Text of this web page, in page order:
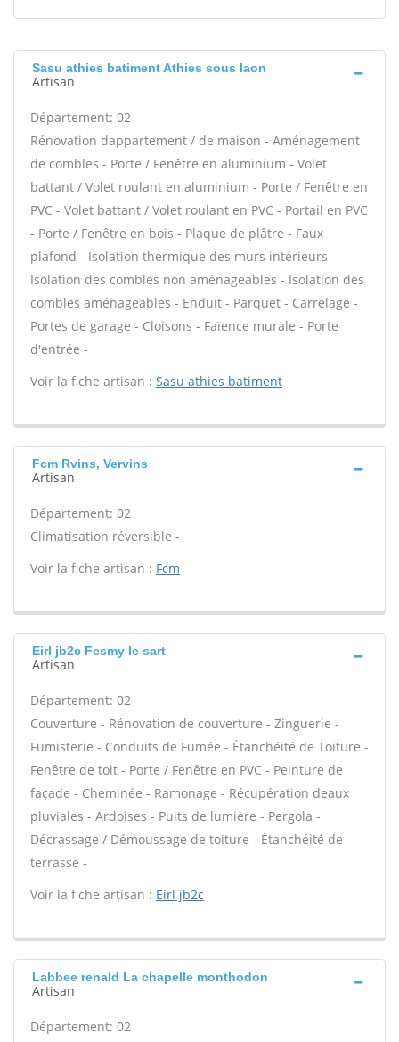
Sasu athies batiment Athies sous laon
Artisan
Département: 02
Rénovation dappartement / de maison - Aménagement
de combles - Porte / Fenêtre en aluminium - Volet
battant / Volet roulant en aluminium - Porte / Fenêtre en
PVC - Volet battant / Volet roulant en PVC - Portail en PVC
- Porte / Fenêtre en bois - Plaque de plâtre - Faux
plafond - Isolation thermique des murs intérieurs -
Isolation des combles non aménageables - Isolation des
combles aménageables - Enduit - Parquet - Carrelage -
Portes de garage - Cloisons - Faïence murale - Porte
d'entrée -
Voir la fiche artisan : Sasu athies batiment
Fcm Rvins, Vervins
Artisan
Département: 02
Climatisation réversible -
Voir la fiche artisan : Fcm
Eirl jb2c Fesmy le sart
Artisan
Département: 02
Couverture - Rénovation de couverture - Zinguerie -
Fumisterie - Conduits de Fumée - Étanchéité de Toiture -
Fenêtre de toit - Porte / Fenêtre en PVC - Peinture de
façade - Cheminée - Ramonage - Récupération deaux
pluviales - Ardoises - Puits de lumière - Pergola -
Décrassage / Démoussage de toiture - Étanchéité de
terrasse -
Voir la fiche artisan : Eirl jb2c
Labbee renald La chapelle monthodon
Artisan
Département: 02